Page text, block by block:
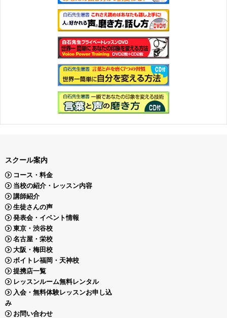
スクール案内
コース・料金
当校の紹介・レッスン内容
講師紹介
生徒さんの声
発表会・イベント情報
東京・渋谷校
名古屋・栄校
大阪・梅田校
ボイトレ福岡・天神校
提携店一覧
レッスンルーム無料レンタル
入会・無料体験レッスンお申し込
み
お問い合わせ